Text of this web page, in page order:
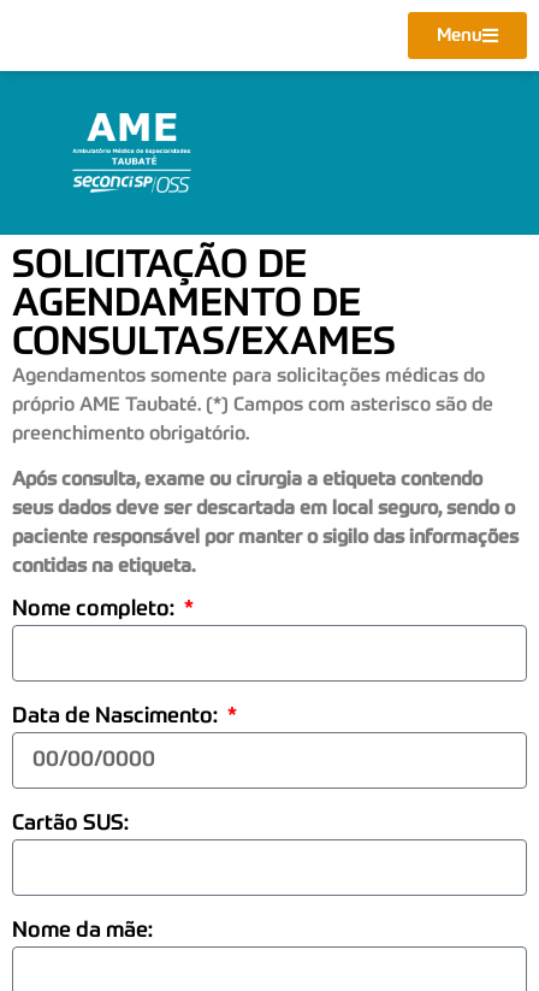
Menu
SOLICITAÇÃO DE
AGENDAMENTO DE
CONSULTAS/EXAMES
Agendamentos somente para solicitações médicas do
próprio AME Taubaté. (*) Campos com asterisco são de
preenchimento obrigatório.
Após consulta, exame ou cirurgia a etiqueta contendo
seus dados deve ser descartada em local seguro, sendo o
paciente responsável por manter o sigilo das informações
contidas na etiqueta.
Nome completo:
Data de Nascimento:
Cartão SUS:
Nome da mãe: